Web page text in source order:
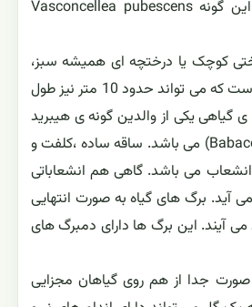
هوموس دار با
زهکش مطلوب
درختی کوهی" یکی از گونه های جنس
Carica و از خانواده ی Caricaceae یا خربزه درختی است. این
کوه های آند در آمریکای جنوبی است
که عمدتاً در ارتفاعات 1500 تا 3000 متر بالاتر از سطح دریا می